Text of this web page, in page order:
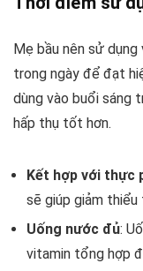
Mẹ bầu nên sử
trong ngày để đạt
dùng vào buổi sáng
hấp thụ tốt hơn.
Kết hợp với thực
sẽ giúp giảm thiểu
Uống nước đủ:
vitamin tổng hợp